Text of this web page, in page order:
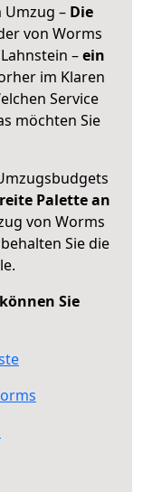
– Die
von Worms
–ein
im Klaren
Service
möchten Sie
Palette an
von Worms
Sie die
Sie